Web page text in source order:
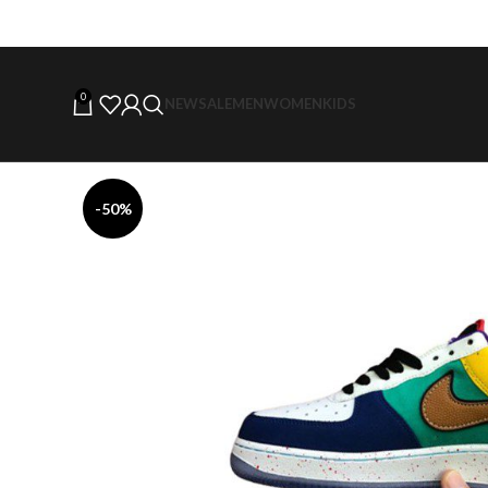
0 NEWSALEMENWOMENKIDS
-50%